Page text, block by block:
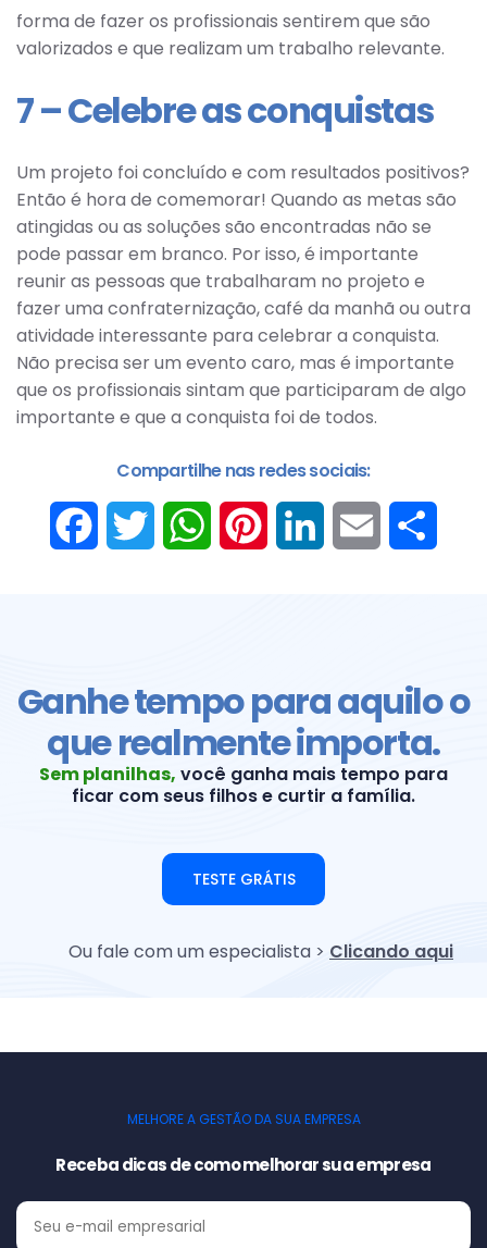
forma de fazer os profissionais sentirem que são
valorizados e que realizam um trabalho relevante.
7 – Celebre as conquistas
Um projeto foi concluído e com resultados positivos?
Então é hora de comemorar! Quando as metas são
atingidas ou as soluções são encontradas não se
pode passar em branco. Por isso, é importante
reunir as pessoas que trabalharam no projeto e
fazer uma confraternização, café da manhã ou outra
atividade interessante para celebrar a conquista.
Não precisa ser um evento caro, mas é importante
que os profissionais sintam que participaram de algo
importante e que a conquista foi de todos.
Compartilhe nas redes sociais:
FacebookTwitter WhatsAppPinterestLinkedIn Email
Ganhe tempo para aquilo o
que realmente importa.
Sem planilhas, você ganha mais tempo para
ficar com seus filhos e curtir a família.
TESTE GRÁTIS
Ou fale com um especialista > Clicando aqui
MELHORE A GESTÃO DA SUA EMPRESA
Receba dicas de como melhorar sua empresa